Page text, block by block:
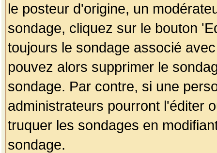
le posteur d'origine, un
sondage, cliquez sur le bouton
toujours le sondage associé
pouvez alors supprimer le
sondage. Par contre, si une
administrateurs pourront l'éditer
truquer les sondages en
sondage.